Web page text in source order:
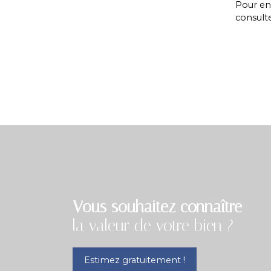
Pour
Vous souhaitez connaître
la valeur de votre bien ?
Estimez gratuitement !